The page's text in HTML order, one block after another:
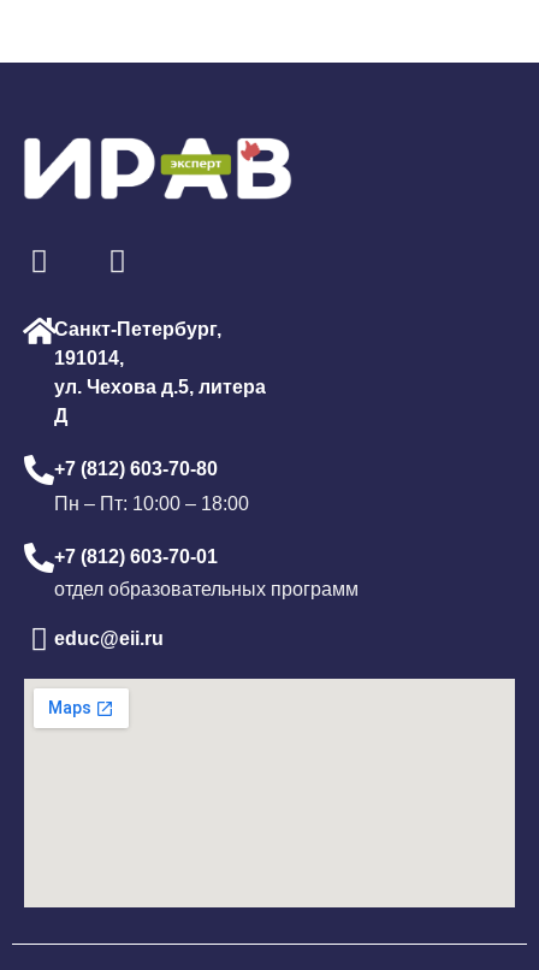
Санкт-Петербург,
191014,
ул. Чехова д.5, литера
Д
+7 (812) 603-70-80
Пн – Пт: 10:00 – 18:00
+7 (812) 603-70-01
отдел образовательных программ
educ@eii.ru